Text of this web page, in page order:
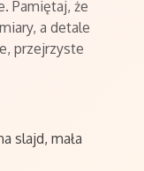
Pamiętaj, że
a detale
przejrzyste
slajd, mała